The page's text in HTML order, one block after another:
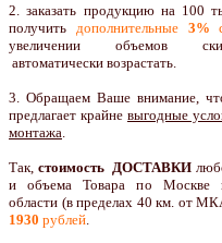
2. заказать продукцию на 100
получить дополнительные3%
увеличении объемов
автоматически возрастать.
3. Обращаем Ваше внимание,
предлагает крайне выгодные
монтажа
Так, стоимость ДОСТАВКИ
и объема Товара по Москве
области (в пределах 40 км. от
1930 рублей